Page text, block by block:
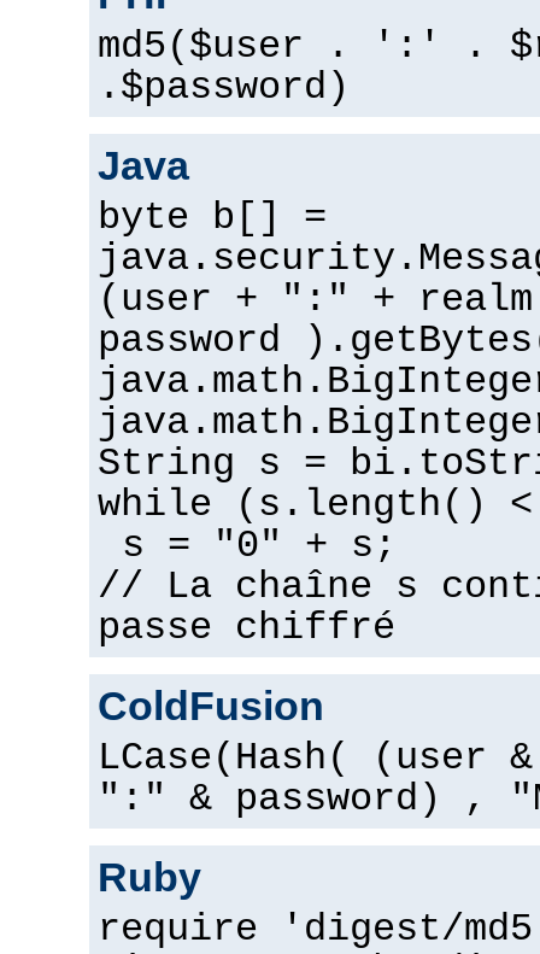
md5($user . ':' .
.$password)
Java
byte b[] =
(user + ":" +
password
String s =
while (s.length()
s = "0" + s;
// La chaîne s
passe chiffré
ColdFusion
LCase(Hash( (user
":" & password) ,
Ruby
require 'digest/